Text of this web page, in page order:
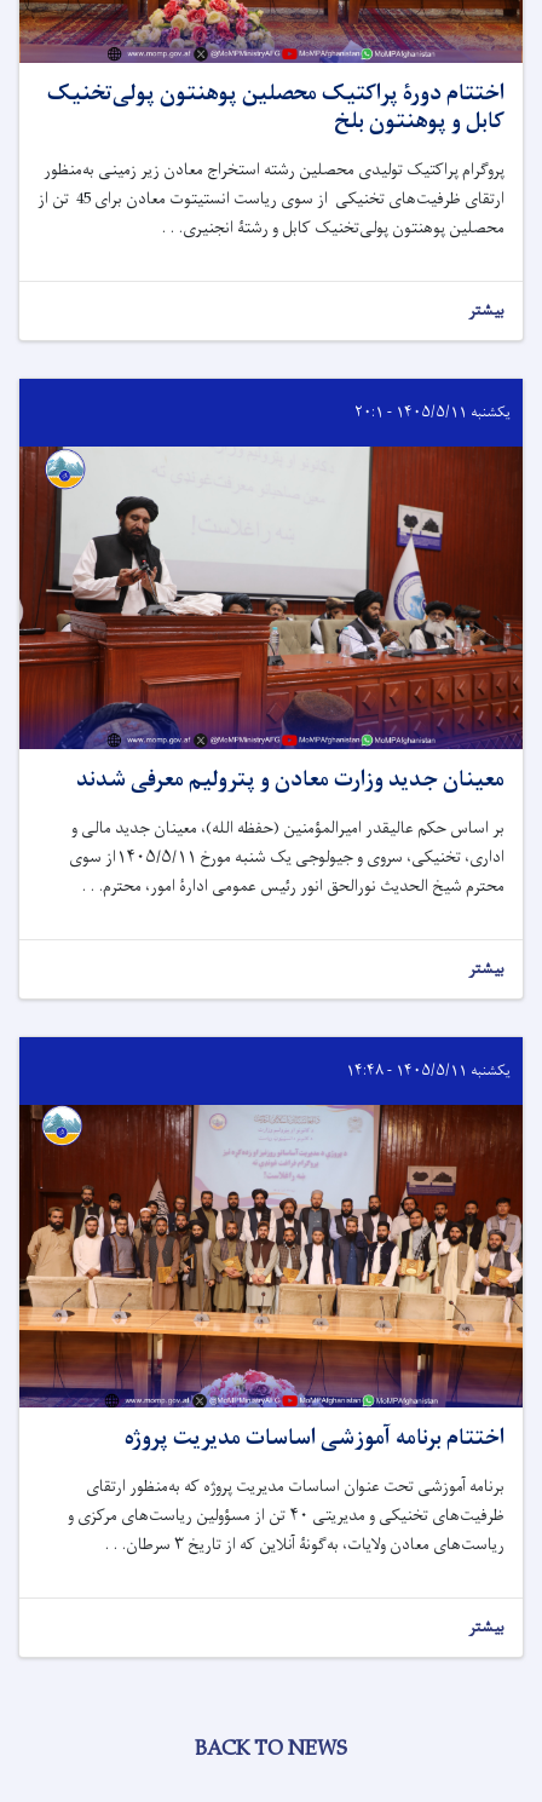
اختتام دورۀ پراکتیک محصلین پوهنتون پولی‌تخنیک
کابل و پوهنتون بلخ
پروگرام پراکتیک تولیدی محصلین رشته استخراج معادن زیر زمینی به‌منظور
ارتقای ظرفیت‌های تخنیکی از سوی ریاست انستیتوت معادن برای 45 تن از
محصلین پوهنتون پولی‌تخنیک کابل و رشتۀ انجنیری. . .
بیشتر
یکشنبه ۱۴۰۵/۵/۱۱ - ۲۰:۱
معینان جدید وزارت معادن و پترولیم معرفی شدند
بر اساس حکم عالیقدر امیرالمؤمنین (حفظه الله)، معینان جدید مالی و
اداری، تخنیکی، سروی و جیولوجی یک شنبه مورخ ۱۴۰۵/۵/۱۱از سوی
محترم شیخ الحدیث نورالحق انور رئیس عمومی ادارۀ امور، محترم. . .
بیشتر
یکشنبه ۱۴۰۵/۵/۱۱ - ۱۴:۴۸
اختتام برنامه آموزشی اساسات مدیریت پروژه
برنامه آموزشی تحت عنوان اساسات مدیریت پروژه که به‌منظور ارتقای
ظرفیت‌های تخنیکی و مدیریتی ۴۰ تن از مسؤولین ریاست‌های مرکزی و
ریاست‌های معادن ولایات، به‌گونۀ آنلاین که از تاریخ ۳ سرطان. . .
بیشتر
BACK TO NEWS